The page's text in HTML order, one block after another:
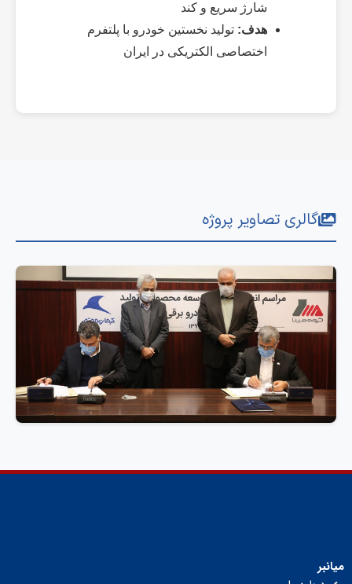
شارژ سریع و کند
هدف: تولید نخستین خودرو با پلتفرم
اختصاصی الکتریکی در ایران
گالری تصاویر پروژه
میانبر